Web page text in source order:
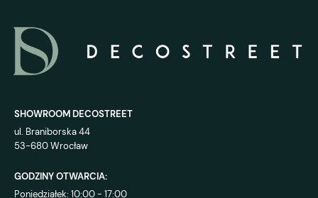
SHOWROOM DECOSTREET
ul. Braniborska 44
53-680 Wrocław
GODZINY OTWARCIA:
Poniedziałek: 10:00 - 17:00